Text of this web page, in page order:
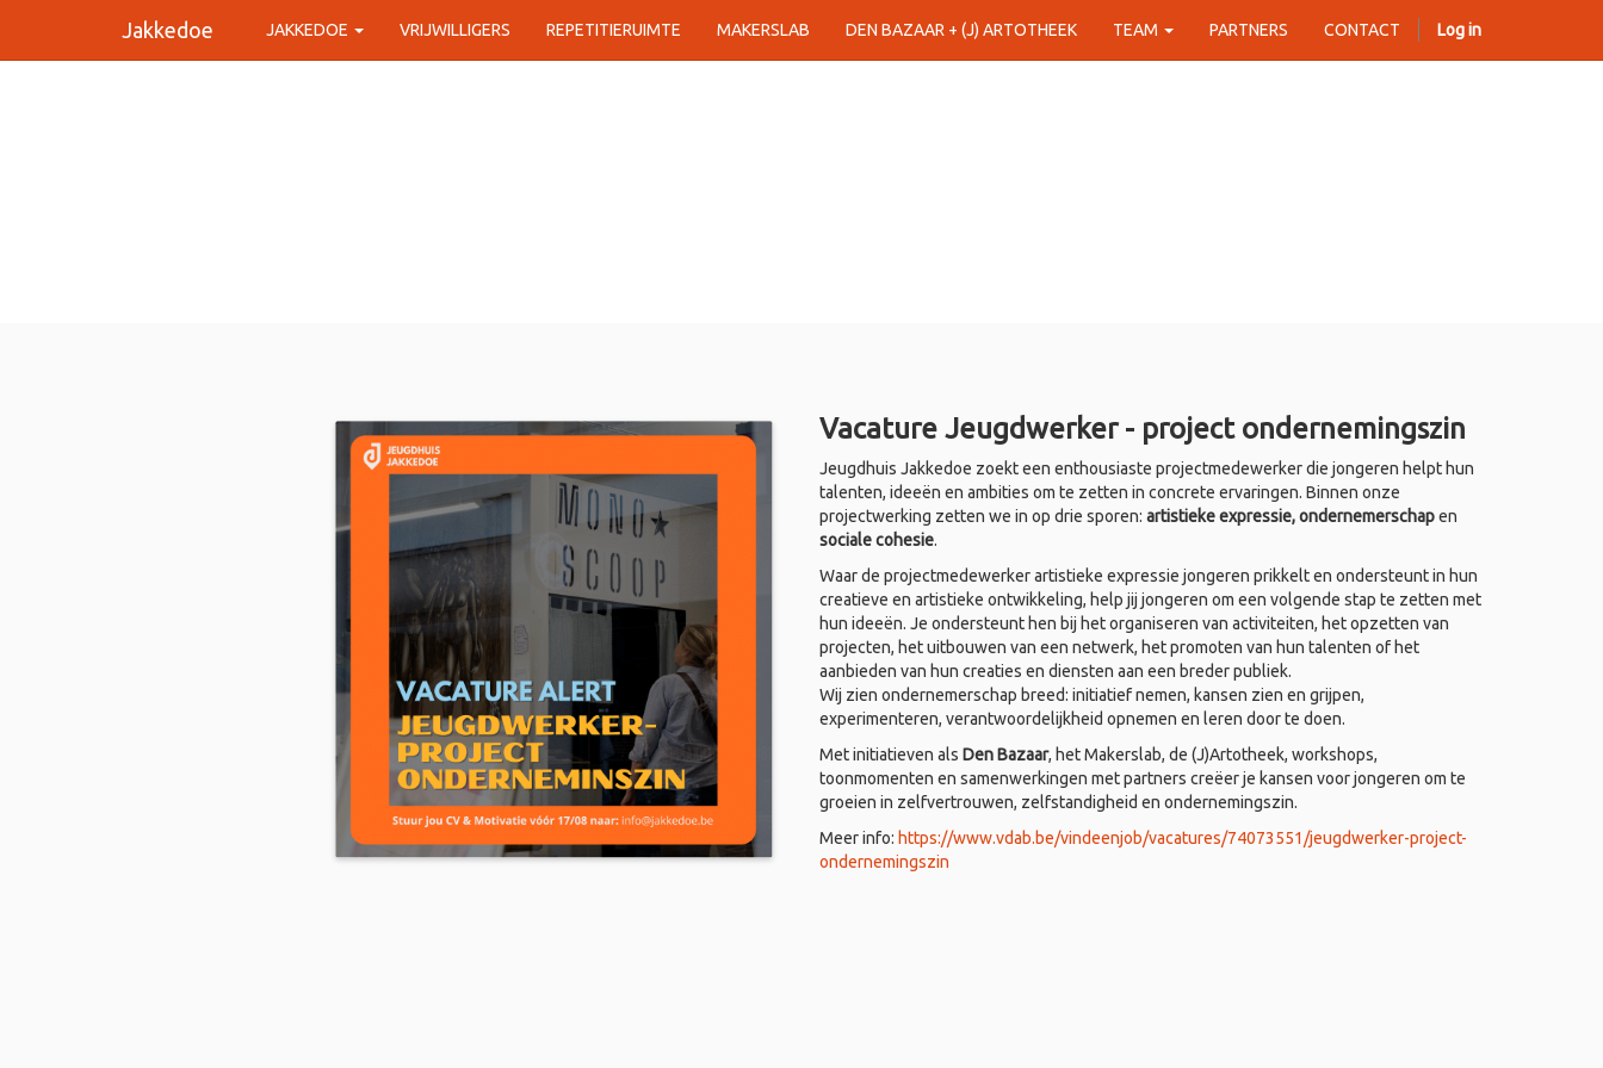
Jakkedoe JAKKEDOE VRIJWILLIGERS REPETITIERUIMTE MAKERSLAB DEN BAZAAR + (J) ARTOTHEEK TEAM PARTNERS CONTACT Log in
Vacature Jeugdwerker - project ondernemingszin
Jeugdhuis Jakkedoe zoekt een enthousiaste projectmedewerker die jongeren helpt hun
talenten, ideeën en ambities om te zetten in concrete ervaringen. Binnen onze
projectwerking zetten we in op drie sporen: artistieke expressie, ondernemerschapen
sociale cohesie.
Waar de projectmedewerker artistieke expressie jongeren prikkelt en ondersteunt in hun
creatieve en artistieke ontwikkeling, help jij jongeren om een volgende stap te zetten met
hun ideeën. Je ondersteunt hen bij het organiseren van activiteiten, het opzetten van
projecten, het uitbouwen van een netwerk, het promoten van hun talenten of het
aanbieden van hun creaties en diensten aan een breder publiek.
Wij zien ondernemerschap breed: initiatief nemen, kansen zien en grijpen,
experimenteren, verantwoordelijkheid opnemen en leren door te doen.
Met initiatieven als Den Bazaar, het Makerslab, de (J)Artotheek, workshops,
toonmomenten en samenwerkingen met partners creëer je kansen voor jongeren om te
groeien in zelfvertrouwen, zelfstandigheid en ondernemingszin.
Meer info: https://www.vdab.be/vindeenjob/vacatures/74073551/jeugdwerker-project-
ondernemingszin